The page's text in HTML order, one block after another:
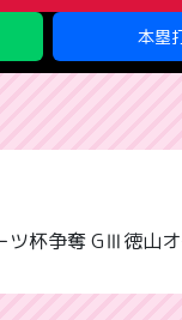
本塁
ツ杯争奪 GⅢ徳山